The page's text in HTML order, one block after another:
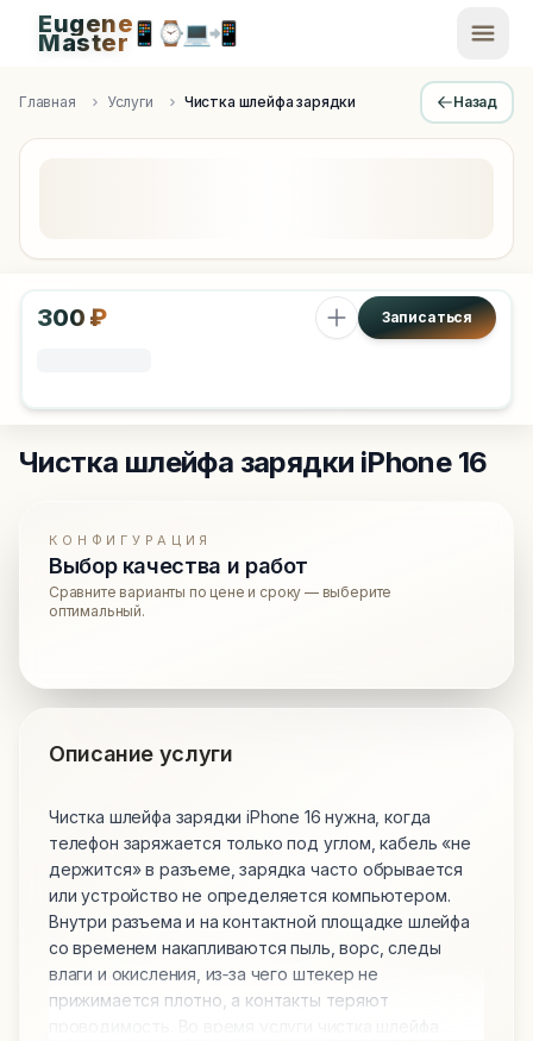
Apple Diagnostics & Engineering Authority in Saint
Eugene
Master📱 ⌚💻📲
Главная Услуги Чистка шлейфа зарядки Назад
300 ₽ Записаться
Чистка шлейфа зарядки iPhone 16
КОНФИГУРАЦИЯ
Выбор качества и работ
Сравните варианты по цене и сроку — выберите
оптимальный.
Описание услуги
Чистка шлейфа зарядки iPhone 16 нужна, когда
телефон заряжается только под углом, кабель «не
держится» в разъеме, зарядка часто обрывается
или устройство не определяется компьютером.
Внутри разъема и на контактной площадке шлейфа
со временем накапливаются пыль, ворс, следы
влаги и окисления, из‑за чего штекер не
прижимается плотно, а контакты теряют